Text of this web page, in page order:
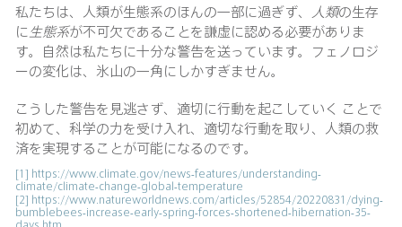
私たちは、人類が生態系のほんの一部に過ぎず、
人類の生存
に生態系が不可欠であることを謙虚に認める必要がありま
す。自然は私たちに十分な警告を送っています。フェノロジ
ーの変化は、氷山の一角にしかすぎません。
こうした警告を見逃さず、適切に行動を起こしていく ことで
初めて、科学の力を受け入れ、適切な行動を取り、人類の救
済を実現することが可能になるのです。
[1] https://www.climate.gov/news-features/understanding-
climate/climate-change-global-temperature
[2] https://www.natureworldnews.com/articles/52854/20220831/dying-
bumblebees-increase-early-spring-forces-shortened-hibernation-35-